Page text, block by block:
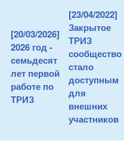
[20/03/2026]
2026 год -
семьдесят
лет первой
работе по
ТРИЗ
[23/04/2022]
Закрытое
ТРИЗ
сообщество
стало
доступным
для
внешних
участников